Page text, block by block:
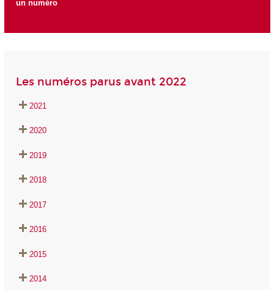
un numéro
Les numéros parus avant 2022
2021
2020
2019
2018
2017
2016
2015
2014